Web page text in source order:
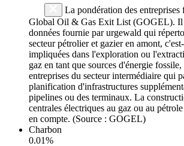
La pondération des entreprises
Global Oil & Gas Exit List (GOGEL). Il
données fournie par urgewald qui
secteur pétrolier et gazier en amont,
impliquées dans l'exploration ou
gaz en tant que sources d'énergie
entreprises du secteur intermédiaire qui
planification d'infrastructures
pipelines ou des terminaux. La
centrales électriques au gaz ou au
en compte. (Source : GOGEL)
Charbon
0.01%